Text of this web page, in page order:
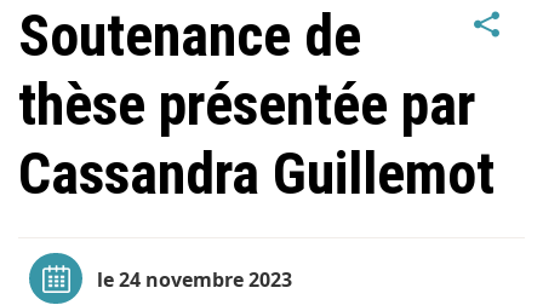
Soutenance de
thèse présentée par
Cassandra Guillemot
le 24 novembre 2023